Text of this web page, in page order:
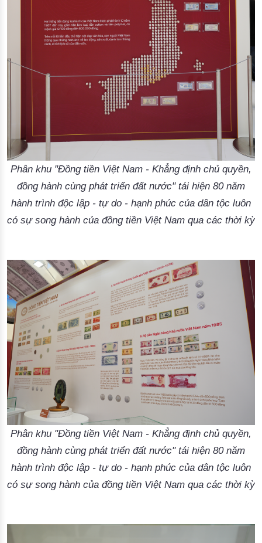
Phân khu "Đồng tiền Việt Nam - Khẳng định chủ quyền,
đồng hành cùng phát triển đất nước" tái hiện 80 năm
hành trình độc lập - tự do - hạnh phúc của dân tộc luôn
có sự song hành của đồng tiền Việt Nam qua các thời kỳ
Phân khu "Đồng tiền Việt Nam - Khẳng định chủ quyền,
đồng hành cùng phát triển đất nước" tái hiện 80 năm
hành trình độc lập - tự do - hạnh phúc của dân tộc luôn
có sự song hành của đồng tiền Việt Nam qua các thời kỳ